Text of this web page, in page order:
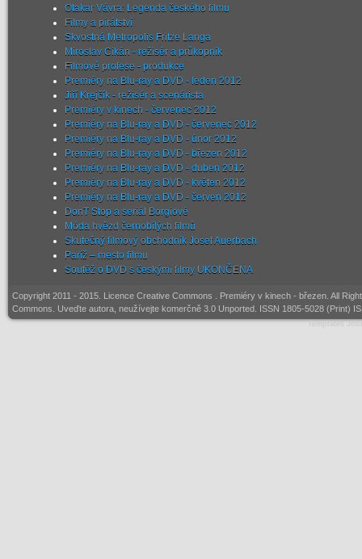
Otakar Vávra: Legenda českého filmu
Filmy a pirátství
Skvostná Metropolis Fritze Langa
Miroslav Cikán - režisér a průkopník
Filmové profese - produkce
Premiéry na Blu-ray a DVD - leden 2012
Jiří Krejčík - režisér a scenárista
Premiéry v kinech - červenec 2012
Premiéry na Blu-ray a DVD - červenec 2012
Premiéry na Blu-ray a DVD - únor 2012
Premiéry na Blu-ray a DVD - březen 2012
Premiéry na Blu-ray a DVD - duben 2012
Premiéry na Blu-ray a DVD - květen 2012
Premiéry na Blu-ray a DVD - červen 2012
DonT Stop a seriál Borgiové
Móda hvězd černobílých filmů
Skutečný filmový obchodník Josef Auerbach
Paríž – mesto filmu
Soutěž o DVD s českými filmy UKONČENA
Copyright 2011 - 2015. Licence Creative Commons
. Premiéry v kinech - březen. All
Commons. Uveďte autora, neužívejte komerčně 3.0 Unported. ISSN 1805-5028 (Print)
Templates